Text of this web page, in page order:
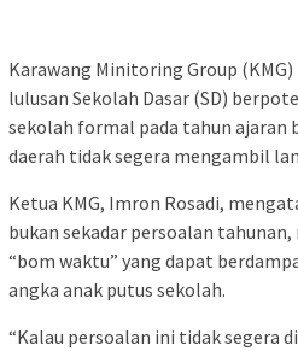
Karawang Minitoring Group
lulusan Sekolah Dasar (SD)
sekolah formal pada tahun ajaran
daerah tidak segera mengambil
Ketua KMG, Imron Rosadi,
bukan sekadar persoalan
“bom waktu” yang dapat
angka anak putus sekolah.
“Kalau persoalan ini tidak segera